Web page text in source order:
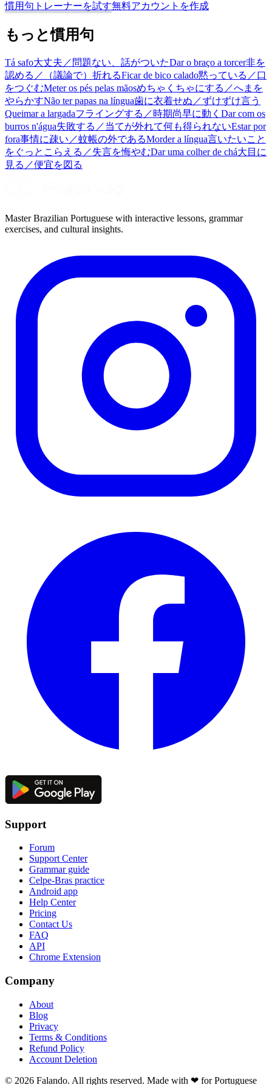
慣用句トレーナーを試す無料アカウントを作成
もっと慣用句
Tá safo大丈夫／問題ない、話がついたDar o braço a torcer非を
認める／（議論で）折れるFicar de bico calado黙っている／口
をつぐむMeter os pés pelas mãosめちゃくちゃにする／へまを
やらかすNão ter papas na língua歯に衣着せぬ／ずけずけ言う
Queimar a largadaフライングする／時期尚早に動く Dar com os
burros n'água失敗する／当てが外れて何も得られないEstar por
fora事情に疎い／蚊帳の外であるMorder a língua言いたいこと
をぐっとこらえる／失言を悔やむDar uma colher de chá大目に
見る／便宜を図る
Master Brazilian Portuguese with interactive lessons, grammar
exercises, and cultural insights.
Support
Forum
Support Center
Grammar guide
Celpe-Bras practice
Android app
Help Center
Pricing
Contact Us
FAQ
API
Chrome Extension
Company
About
Blog
Privacy
Terms & Conditions
Refund Policy
Account Deletion
© 2026 Falando. All rights reserved. Made with ❤ for Portuguese